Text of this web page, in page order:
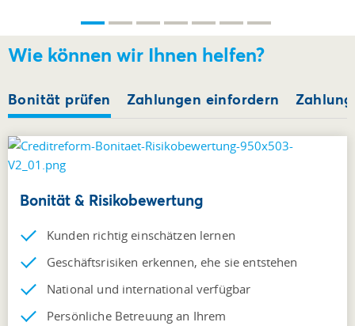
Wie können wir Ihnen helfen?
Bonität prüfen Zahlungen einfordern
Bonität & Risikobewertung
Kunden richtig einschätzen lernen
Geschäftsrisiken erkennen, ehe sie entstehen
National und international verfügbar
Persönliche Betreuung an Ihrem